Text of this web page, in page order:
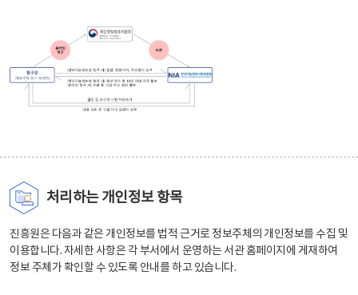
처리하는 개인정보 항목
진흥원은 다음과 같은 개인정보를 법적 근거로 정보주체의 개인정보를 수집 및
이용합니다. 자세한 사항은 각 부서에서 운영하는 서관 홈페이지에 게재하여
정보 주체가 확인할 수 있도록 안내를 하고 있습니다.